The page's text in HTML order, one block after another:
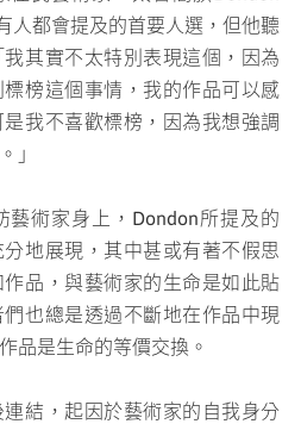
人都會提及的首要人選，但他聽
其實不太特別表現這個，因為
榜這個事情，我的作品可以感
我不喜歡標榜，因為我想強調
」
藝術家身上，Dondon所提及的
分地展現，其中甚或有著不假思
品，與藝術家的生命是如此貼
也總是透過不斷地在作品中現
品是生命的等價交換。
結，起因於藝術家的自我身分